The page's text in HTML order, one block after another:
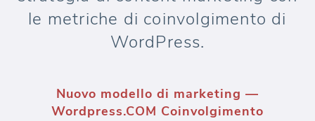
le metriche di coinvolgimento di
WordPress.
Nuovo modello di marketing —
Wordpress.COM Coinvolgimento